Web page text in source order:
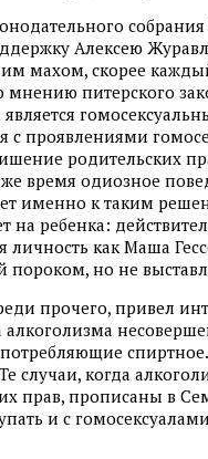
Алексею
махом, скорее
питерского
с проявлениями
родительских
время одиозное
именно к таким
на ребенка:
личность как Маша
пороком, но не
прочего, привел
алкоголизма
спиртное.
случаи, когда
прав, прописаны в
и с